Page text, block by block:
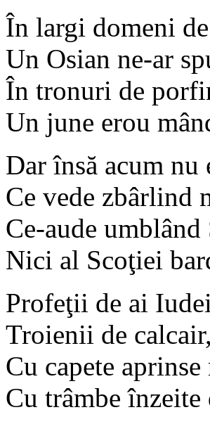
În largi domeni
Un Osian ne-ar
În tronuri de
Un june erou
Dar însă acum
Ce vede zbârlind
Ce-aude
Nici al Scoţiei
Profeţii de ai
Troienii de
Cu capete
Cu trâmbe